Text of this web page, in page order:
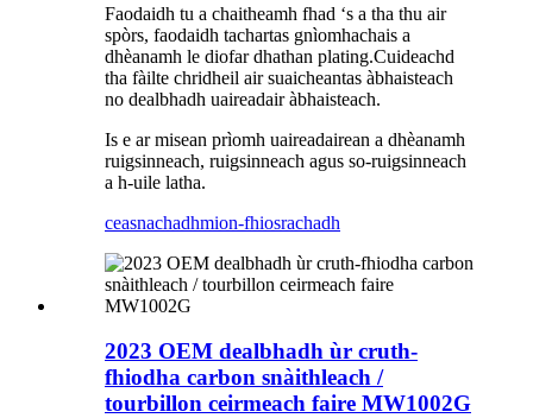
Faodaidh tu a chaitheamh fhad ‘s a tha thu air
spòrs, faodaidh tachartas gnìomhachais a
dhèanamh le diofar dhathan plating.Cuideachd
tha fàilte chridheil air suaicheantas àbhaisteach
no dealbhadh uaireadair àbhaisteach.
Is e ar misean prìomh uaireadairean a dhèanamh
ruigsinneach, ruigsinneach agus so-ruigsinneach
a h-uile latha.
ceasnachadhmion-fhiosrachadh
2023 OEM dealbhadh ùr cruth-
fhiodha carbon snàithleach /
tourbillon ceirmeach faire MW1002G